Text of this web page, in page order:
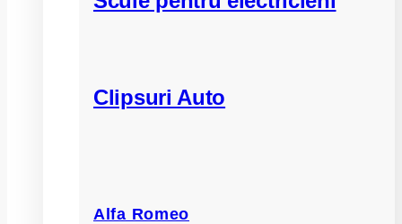
Clipsuri Auto
Alfa Romeo